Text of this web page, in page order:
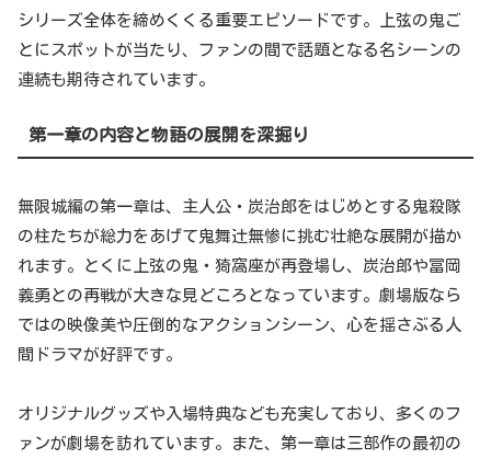
シリーズ全体を締めくくる重要エピソードです。上弦の鬼ご
とにスポットが当たり、ファンの間で話題となる名シーンの
連続も期待されています。
第一章の内容と物語の展開を深掘り
無限城編の第一章は、主人公・炭治郎をはじめとする鬼殺隊
の柱たちが総力をあげて鬼舞辻無惨に挑む壮絶な展開が描か
れます。とくに上弦の鬼・猗窩座が再登場し、炭治郎や冨岡
義勇との再戦が大きな見どころとなっています。劇場版なら
ではの映像美や圧倒的なアクションシーン、心を揺さぶる人
間ドラマが好評です。
オリジナルグッズや入場特典なども充実しており、多くのフ
ァンが劇場を訪れています。また、第一章は三部作の最初の